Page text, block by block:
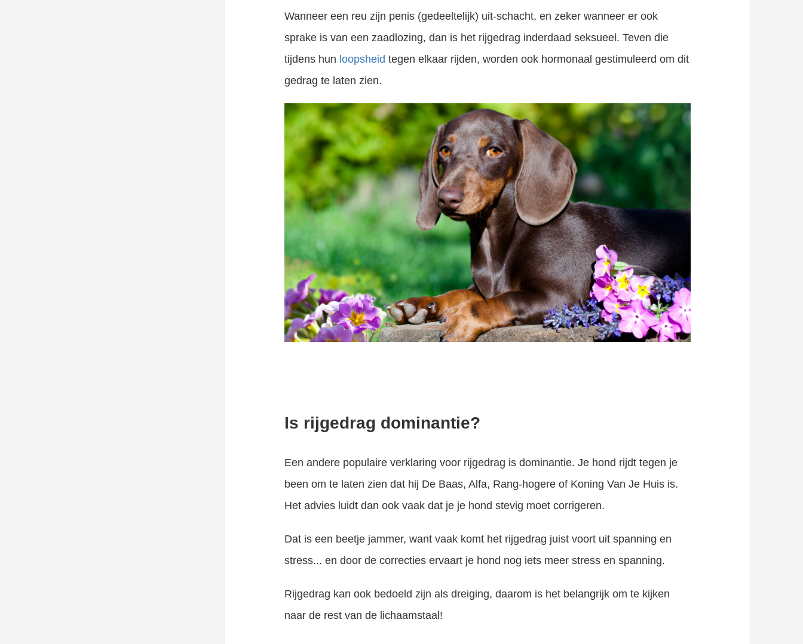
Wanneer een reu zijn penis (gedeeltelijk) uit-schacht, en zeker wanneer er ook
sprake is van een zaadlozing, dan is het rijgedrag inderdaad seksueel. Teven die
tijdens hun loopsheid tegen elkaar rijden, worden ook hormonaal gestimuleerd om dit
gedrag te laten zien.
Is rijgedrag dominantie?
Een andere populaire verklaring voor rijgedrag is dominantie. Je hond rijdt tegen je
been om te laten zien dat hij De Baas, Alfa, Rang-hogere of Koning Van Je Huis is.
Het advies luidt dan ook vaak dat je je hond stevig moet corrigeren.
Dat is een beetje jammer, want vaak komt het rijgedrag juist voort uit spanning en
stress... en door de correcties ervaart je hond nog iets meer stress en spanning.
Rijgedrag kan ook bedoeld zijn als dreiging, daarom is het belangrijk om te kijken
naar de rest van de lichaamstaal!